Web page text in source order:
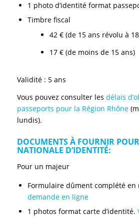
1 photo d’identité format
Timbre fiscal
42 € (de 15 ans révolu à
17 € (de moins de 15 ans)
Validité : 5 ans
Vous pouvez consulter les délais
passeports pour la Région Rhône
lundis).
DOCUMENTS À FOURNIR
NATIONALE D’IDENTITÉ:
Pour un majeur
Formulaire dûment complété en
demande en ligne
1 photos format carte d’identité.